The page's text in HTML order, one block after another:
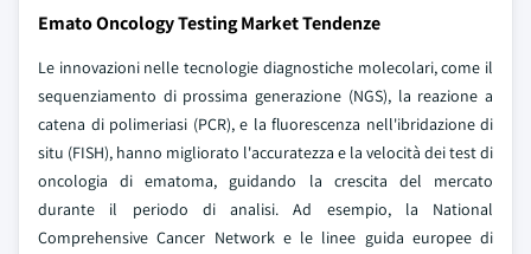
Emato Oncology Testing Market Tendenze
Le innovazioni nelle tecnologie diagnostiche molecolari, come il
sequenziamento di prossima generazione (NGS), la reazione a
catena di polimeriasi (PCR), e la fluorescenza nell'ibridazione di
situ (FISH), hanno migliorato l'accuratezza e la velocità dei test di
oncologia di ematoma, guidando la crescita del mercato
durante il periodo di analisi. Ad esempio, la National
Comprehensive Cancer Network e le linee guida europee di